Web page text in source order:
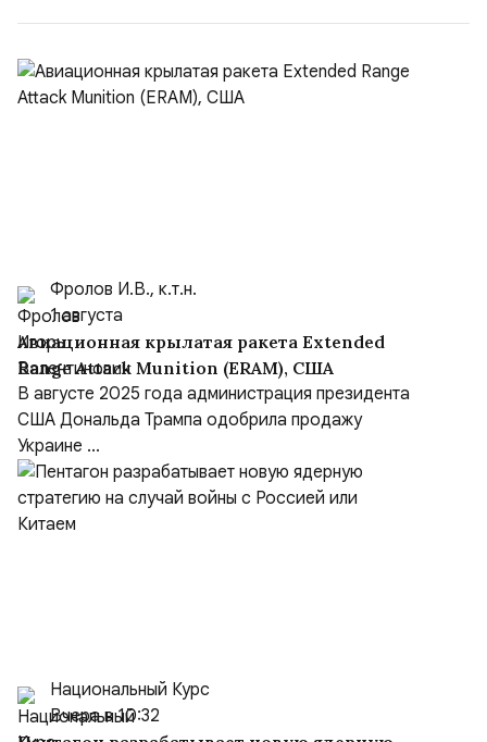
Фролов И.В., к.т.н.
1 августа
Авиационная крылатая ракета Extended
Range Attack Munition (ERAM), США
В августе 2025 года администрация президента
США Дональда Трампа одобрила продажу
Украине ...
Национальный Курс
Вчера в 10:32